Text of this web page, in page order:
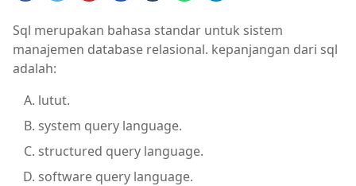
Sql merupakan bahasa standar untuk sistem
manajemen database relasional. kepanjangan dari sql
adalah:
lutut.
system query language.
structured query language.
software query language.